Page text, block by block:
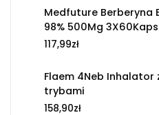
Medfuture Berberyna
98% 500Mg 3X60Kaps
117,99zł
Flaem 4Neb Inhalator
trybami
158,90zł